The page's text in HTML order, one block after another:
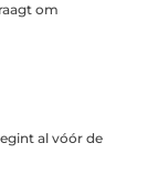
om
al vóór de